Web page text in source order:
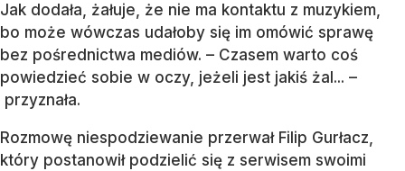
Jak dodała, żałuje, że nie ma kontaktu z muzykiem,
bo może wówczas udałoby się im omówić sprawę
bez pośrednictwa mediów. – Czasem warto coś
powiedzieć sobie w oczy, jeżeli jest jakiś żal... –
przyznała.
Rozmowę niespodziewanie przerwał Filip Gurłacz,
który postanowił podzielić się z serwisem swoimi